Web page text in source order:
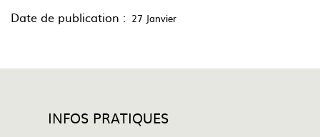
Date de publication : 27 Janvier
INFOS PRATIQUES